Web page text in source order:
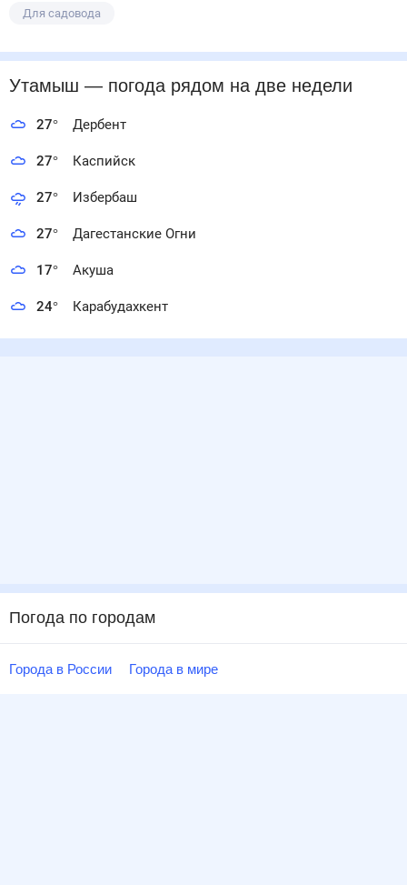
Для садовода
Утамыш— погода рядомна две недели
27° Дербент
27° Каспийск
27° Избербаш
27° Дагестанские Огни
17° Акуша
24° Карабудахкент
Погода по городам
Города в России Города в мире